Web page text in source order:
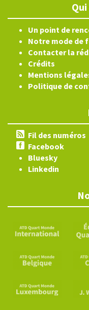
Un point de
Notre mode de
Contacter la
Crédits
Mentions
Politique de
Fil des numéros
Facebook
Bluesky
Linkedin